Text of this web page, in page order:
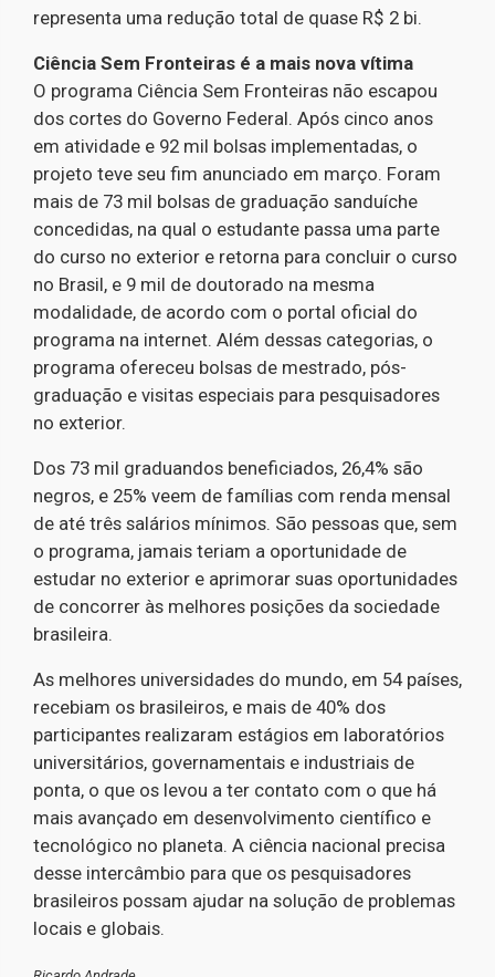
representa uma redução total de quase R$ 2 bi.
Ciência Sem Fronteiras é a mais nova vítima
O programa Ciência Sem Fronteiras não escapou
dos cortes do Governo Federal. Após cinco anos
em atividade e 92 mil bolsas implementadas, o
projeto teve seu fim anunciado em março. Foram
mais de 73 mil bolsas de graduação sanduíche
concedidas, na qual o estudante passa uma parte
do curso no exterior e retorna para concluir o curso
no Brasil, e 9 mil de doutorado na mesma
modalidade, de acordo com o portal oficial do
programa na internet. Além dessas categorias, o
programa ofereceu bolsas de mestrado, pós-
graduação e visitas especiais para pesquisadores
no exterior.
Dos 73 mil graduandos beneficiados, 26,4% são
negros, e 25% veem de famílias com renda mensal
de até três salários mínimos. São pessoas que, sem
o programa, jamais teriam a oportunidade de
estudar no exterior e aprimorar suas oportunidades
de concorrer às melhores posições da sociedade
brasileira.
As melhores universidades do mundo, em 54 países,
recebiam os brasileiros, e mais de 40% dos
participantes realizaram estágios em laboratórios
universitários, governamentais e industriais de
ponta, o que os levou a ter contato com o que há
mais avançado em desenvolvimento científico e
tecnológico no planeta. A ciência nacional precisa
desse intercâmbio para que os pesquisadores
brasileiros possam ajudar na solução de problemas
locais e globais.